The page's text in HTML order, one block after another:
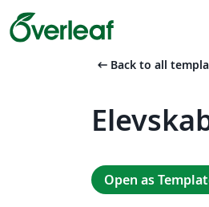
arrow_left_alt Back to all
Open as